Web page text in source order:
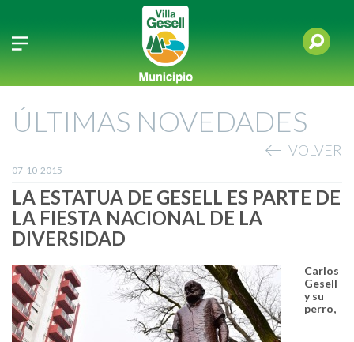
ÚLTIMAS NOVEDADES
VOLVER
07-10-2015
LA ESTATUA DE GESELL ES PARTE DE
LA FIESTA NACIONAL DE LA
DIVERSIDAD
Carlos
Gesell
y su
perro,